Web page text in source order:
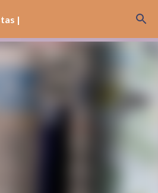
o conteúdo principal
|